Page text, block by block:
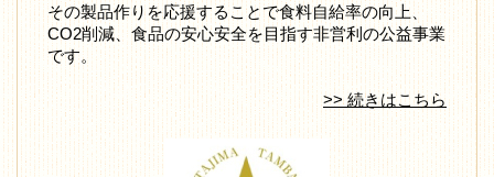
その製品作りを応援することで食料自給率の向上、
CO2削減、食品の安心安全を目指す非営利の公益事業
です。
>> 続きはこちら